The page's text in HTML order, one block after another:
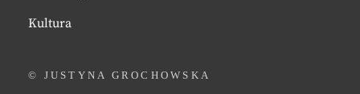
Kultura
© JUSTYNA GROCHOWSKA